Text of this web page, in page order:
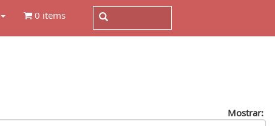
0 items
Mostrar: